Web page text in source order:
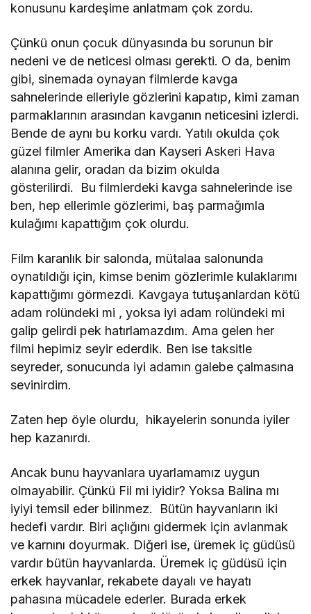
konusunu kardeşime anlatmam çok zordu.
Çünkü onun çocuk dünyasında bu sorunun bir
nedeni ve de neticesi olması gerekti. O da, benim
gibi, sinemada oynayan filmlerde kavga
sahnelerinde elleriyle gözlerini kapatıp, kimi zaman
parmaklarının arasından kavganın neticesini izlerdi.
Bende de aynı bu korku vardı. Yatılı okulda çok
güzel filmler Amerika dan Kayseri Askeri Hava
alanına gelir, oradan da bizim okulda
gösterilirdi. Bu filmlerdeki kavga sahnelerinde ise
ben, hep ellerimle gözlerimi, baş parmağımla
kulağımı kapattığım çok olurdu.
Film karanlık bir salonda, mütalaa salonunda
oynatıldığı için, kimse benim gözlerimle kulaklarımı
kapattığımı görmezdi. Kavgaya tutuşanlardan kötü
adam rolündeki mi , yoksa iyi adam rolündeki mi
galip gelirdi pek hatırlamazdım. Ama gelen her
filmi hepimiz seyir ederdik. Ben ise taksitle
seyreder, sonucunda iyi adamın galebe çalmasına
sevinirdim.
Zaten hep öyle olurdu, hikayelerin sonunda iyiler
hep kazanırdı.
Ancak bunu hayvanlara uyarlamamız uygun
olmayabilir. Çünkü Fil mi iyidir? Yoksa Balina mı
iyiyi temsil eder bilinmez. Bütün hayvanların iki
hedefi vardır. Biri açlığını gidermek için avlanmak
ve karnını doyurmak. Diğeri ise, üremek iç güdüsü
vardır bütün hayvanlarda. Üremek iç güdüsü için
erkek hayvanlar, rekabete dayalı ve hayatı
pahasına mücadele ederler. Burada erkek